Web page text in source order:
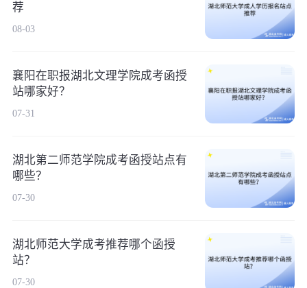
荐
08-03
襄阳在职报湖北文理学院成考函授
站哪家好？
07-31
湖北第二师范学院成考函授站点有
哪些？
07-30
湖北师范大学成考推荐哪个函授
站？
07-30